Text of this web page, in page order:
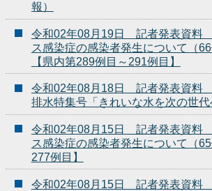
報）
令和02年08月19日 記者発表資料
ス感染症の感染者発生について（66
【県内第289例目～291例目】
令和02年08月18日 記者発表資料
排水特集号「きれいな水を次の世
令和02年08月15日 記者発表資料
ス感染症の感染者発生について（
277例目】
令和02年08月15日 記者発表資料